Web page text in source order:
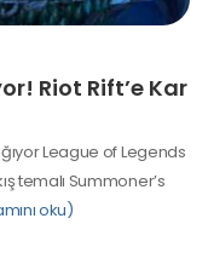
Riot Rift’e Kar
League of Legends
temalı Summoner’s
oku)